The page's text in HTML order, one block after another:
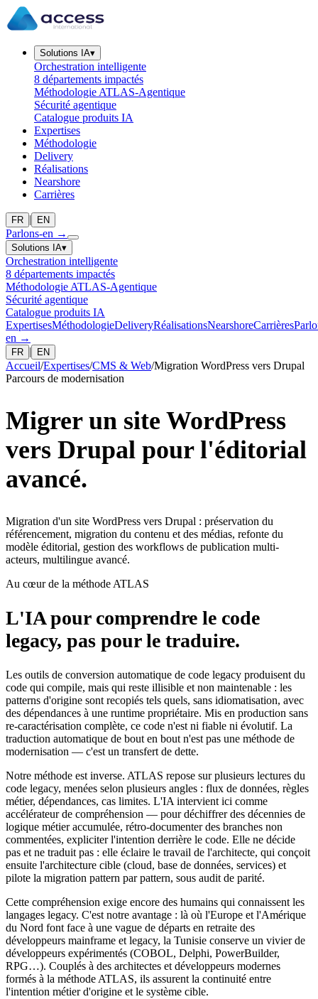
Solutions IA▾
Orchestration intelligente
8 départements impactés
Méthodologie ATLAS-Agentique
Sécurité agentique
Catalogue produits IA
Expertises
Méthodologie
Delivery
Réalisations
Nearshore
Carrières
FR | EN
Parlons-en →
Solutions IA▾
Orchestration intelligente
8 départements impactés
Méthodologie ATLAS-Agentique
Sécurité agentique
Catalogue produits IA
ExpertisesMéthodologieDeliveryRéalisationsNearshoreCarrières
en →
FR | EN
Accueil/Expertises/CMS & Web/Migration WordPress vers Drupal
Parcours de modernisation
Migrer un site WordPress
vers Drupal pour l'éditorial
avancé.
Migration d'un site WordPress vers Drupal : préservation du
référencement, migration du contenu et des médias, refonte du
modèle éditorial, gestion des workflows de publication multi-
acteurs, multilingue avancé.
Au cœur de la méthode ATLAS
L'IA pour comprendre le code
legacy, pas pour le traduire.
Les outils de conversion automatique de code legacy produisent du
code qui compile, mais qui reste illisible et non maintenable : les
patterns d'origine sont recopiés tels quels, sans idiomatisation, avec
des dépendances à une runtime propriétaire. Mis en production sans
re-caractérisation complète, ce code n'est ni fiable ni évolutif. La
traduction automatique de bout en bout n'est pas une méthode de
modernisation — c'est un transfert de dette.
Notre méthode est inverse. ATLAS repose sur plusieurs lectures du
code legacy, menées selon plusieurs angles : flux de données, règles
métier, dépendances, cas limites. L'IA intervient ici comme
accélérateur de compréhension — pour déchiffrer des décennies de
logique métier accumulée, rétro-documenter des branches non
commentées, expliciter l'intention derrière le code. Elle ne décide
pas et ne traduit pas : elle éclaire le travail de l'architecte, qui conçoit
ensuite l'architecture cible (cloud, base de données, services) et
pilote la migration pattern par pattern, sous audit de parité.
Cette compréhension exige encore des humains qui connaissent les
langages legacy. C'est notre avantage : là où l'Europe et l'Amérique
du Nord font face à une vague de départs en retraite des
développeurs mainframe et legacy, la Tunisie conserve un vivier de
développeurs expérimentés (COBOL, Delphi, PowerBuilder,
RPG…). Couplés à des architectes et développeurs modernes
formés à la méthode ATLAS, ils assurent la continuité entre
l'intention métier d'origine et le système cible.